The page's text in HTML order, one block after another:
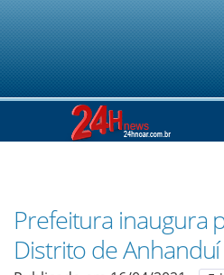
Notícias
Prefeitura inaugura
Distrito de Anhanduí